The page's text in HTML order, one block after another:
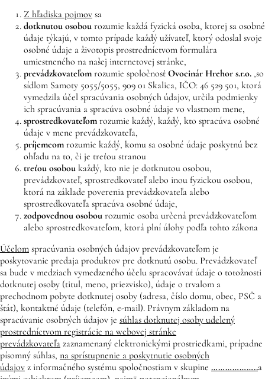
Z hľadiska pojmov sa
dotknutou osobou rozumie každá fyzická osoba, ktorej sa osobné
údaje týkajú, v tomto prípade každý užívateľ, ktorý odoslal svoje
osobné údaje a životopis prostredníctvom formulára
umiestneného na našej internetovej stránke,
prevádzkovateľom rozumie spoločnosť Ovocinár Hrehor s.r.o. ,so
sídlom Samoty 5055/5055, 909 01 Skalica, IČO: 46 529 501, ktorá
vymedzila účel spracúvania osobných údajov, určila podmienky
ich spracúvania a spracúva osobné údaje vo vlastnom mene,
sprostredkovateľom rozumie každý, každý, kto spracúva osobné
údaje v mene prevádzkovateľa,
príjemcom rozumie každý, komu sa osobné údaje poskytnú bez
ohľadu na to, či je treťou stranou
treťou osobou každý, kto nie je dotknutou osobou,
prevádzkovateľ, sprostredkovateľ alebo inou fyzickou osobou,
ktorá na základe poverenia prevádzkovateľa alebo
sprostredkovateľa spracúva osobné údaje,
zodpovednou osobou rozumie osoba určená prevádzkovateľom
alebo sprostredkovateľom, ktorá plní úlohy podľa tohto zákona
Účelom spracúvania osobných údajov prevádzkovateľom je
poskytovanie predaja produktov pre dotknutú osobu. Prevádzkovateľ
sa bude v medziach vymedzeného účelu spracovávať údaje o totožnosti
dotknutej osoby (titul, meno, priezvisko), údaje o trvalom a
prechodnom pobyte dotknutej osoby (adresa, číslo domu, obec, PSČ a
štát), kontaktné údaje (telefón, e-mail). Právnym základom na
spracúvanie osobných údajov je súhlas dotknutej osoby udelený
prostredníctvom registrácie na webovej stránke
prevádzkovateľa zaznamenaný elektronickými prostriedkami, prípadne
písomný súhlas, na sprístupnenie a poskytnutie osobných
údajov z informačného systému spoločnostiam v skupine ………………..a